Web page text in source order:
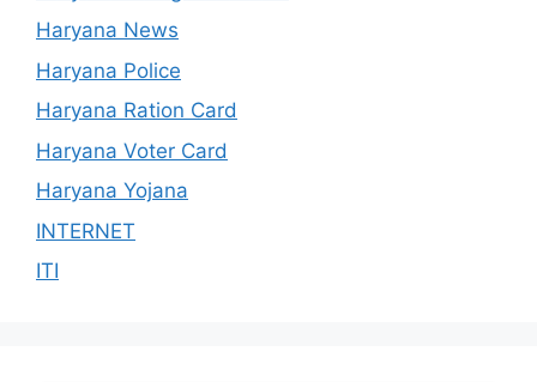
Haryana News
Haryana Police
Haryana Ration Card
Haryana Voter Card
Haryana Yojana
INTERNET
ITI